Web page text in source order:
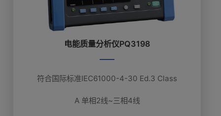
电能质量分析仪PQ3198
符合国际标准IEC61000-4-30 Ed.3 Class
A 单相2线~三相4线